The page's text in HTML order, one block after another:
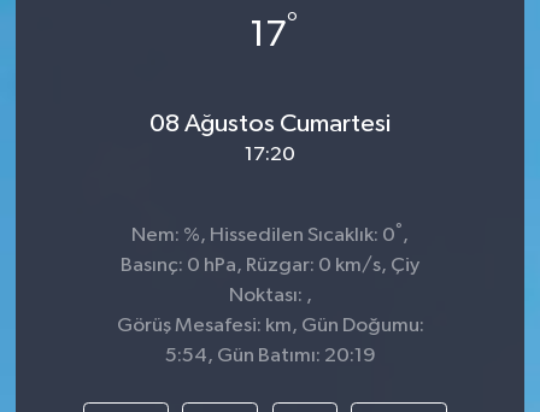
17°
08 Ağustos Cumartesi
17:20
Nem: %, Hissedilen Sıcaklık: 0° ,
Basınç: 0 hPa, Rüzgar: 0 km/s, Çiy
Noktası: ,
Görüş Mesafesi: km, Gün Doğumu:
5:54, Gün Batımı: 20:19
EKONOMİ
Erdek